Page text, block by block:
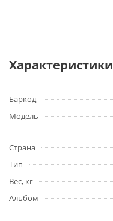
Характеристики
Баркод
Модель
Страна
Тип
Вес, кг
Альбом